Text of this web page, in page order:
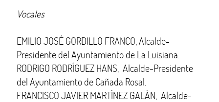
Vocales
EMILIO JOSÉ GORDILLO FRANCO, Alcalde-
Presidente del Ayuntamiento de La Luisiana.
RODRIGO RODRÍGUEZ HANS, Alcalde-Presidente
del Ayuntamiento de Cañada Rosal.
FRANCISCO JAVIER MARTÍNEZ GALÁN, Alcalde-